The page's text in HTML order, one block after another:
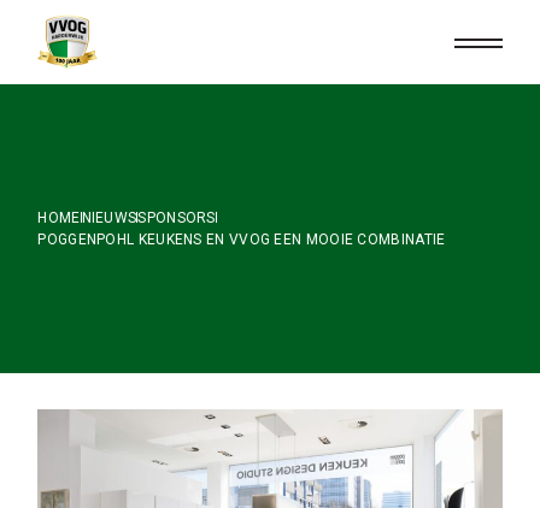
content
HOME NIEUWSSPONSORS
POGGENPOHL KEUKENS EN VVOG EEN MOOIE COMBINATIE